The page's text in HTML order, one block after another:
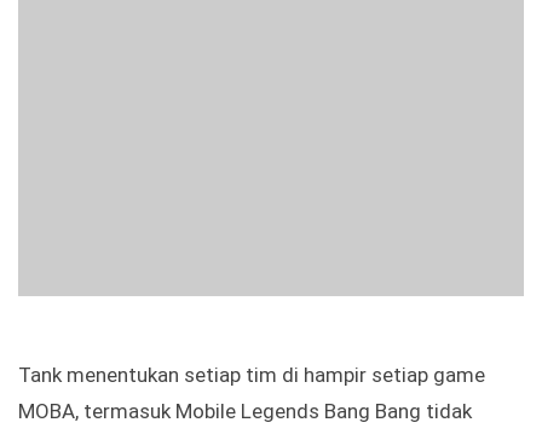
Tank menentukan setiap tim di hampir setiap game
MOBA, termasuk Mobile Legends Bang Bang tidak